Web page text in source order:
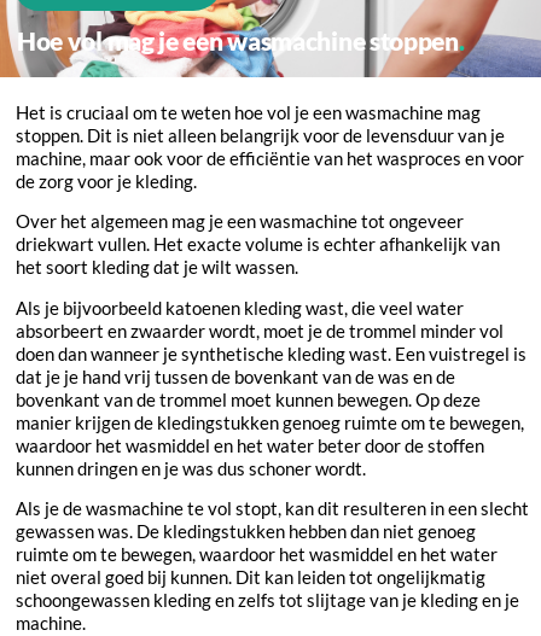
Hoe vol mag je een wasmachine stoppen
Het is cruciaal om te weten hoe vol je een wasmachine mag
stoppen. Dit is niet alleen belangrijk voor de levensduur van je
machine, maar ook voor de efficiëntie van het wasproces en voor
de zorg voor je kleding.
Over het algemeen mag je een wasmachine tot ongeveer
driekwart vullen. Het exacte volume is echter afhankelijk van
het soort kleding dat je wilt wassen.
Als je bijvoorbeeld katoenen kleding wast, die veel water
absorbeert en zwaarder wordt, moet je de trommel minder vol
doen dan wanneer je synthetische kleding wast. Een vuistregel is
dat je je hand vrij tussen de bovenkant van de was en de
bovenkant van de trommel moet kunnen bewegen. Op deze
manier krijgen de kledingstukken genoeg ruimte om te bewegen,
waardoor het wasmiddel en het water beter door de stoffen
kunnen dringen en je was dus schoner wordt.
Als je de wasmachine te vol stopt, kan dit resulteren in een slecht
gewassen was. De kledingstukken hebben dan niet genoeg
ruimte om te bewegen, waardoor het wasmiddel en het water
niet overal goed bij kunnen. Dit kan leiden tot ongelijkmatig
schoongewassen kleding en zelfs tot slijtage van je kleding en je
machine.